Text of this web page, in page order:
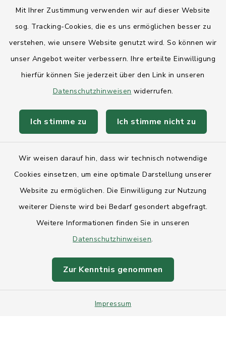
Mit Ihrer Zustimmung verwenden wir auf dieser Website
sog. Tracking-Cookies, die es uns ermöglichen besser zu
verstehen, wie unsere Website genutzt wird. So können wir
unser Angebot weiter verbessern. Ihre erteilte Einwilligung
hierfür können Sie jederzeit über den Link in unseren
Datenschutzhinweisen widerrufen.
Ich stimme zu Ich stimme nicht zu
Wir weisen darauf hin, dass wir technisch notwendige
Cookies einsetzen, um eine optimale Darstellung unserer
Website zu ermöglichen. Die Einwilligung zur Nutzung
weiterer Dienste wird bei Bedarf gesondert abgefragt.
Weitere Informationen finden Sie in unseren
Datenschutzhinweisen.
Zur Kenntnis genommen
Impressum
Ihre Behördennummer 115
Landesregierung Schleswig-Holstein
AktivRegion Mittelholstein
Anfahrt
Datenschutz
Sitemap
Intranet